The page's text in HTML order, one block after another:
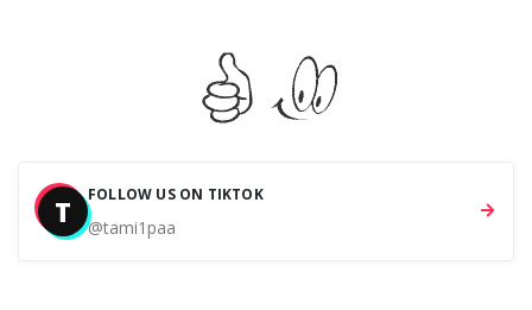
T FOLLOW US ON TIKTOK
@tami1paa